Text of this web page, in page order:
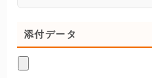
添付データ